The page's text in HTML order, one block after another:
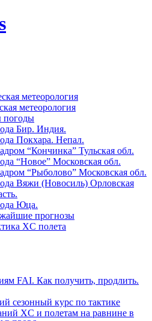
метеорология
метеорология
погоды
Бир. Индия.
Покхара. Непал.
“Кончинка” Тульская обл.
“Новое” Московская обл.
“Рыболово” Московская обл.
Вяжи (Новосиль) Орловская
Юца.
прогнозы
XC полета
FAI. Как получить, продлить.
сезонный курс по тактике
XC и полетам на равнине в